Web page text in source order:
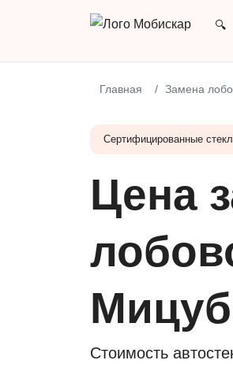
Главная Замена
Сертифицированные
Цена
Стоимость